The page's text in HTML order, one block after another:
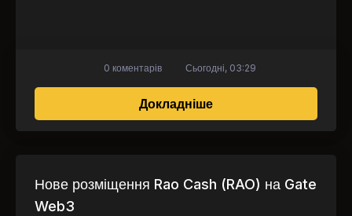
Докладнішепро Тріумф Aave:
0 коментарів Сьогодні, 03:29
Нове розміщення Rao Cash (RAO) на Gate
Web3